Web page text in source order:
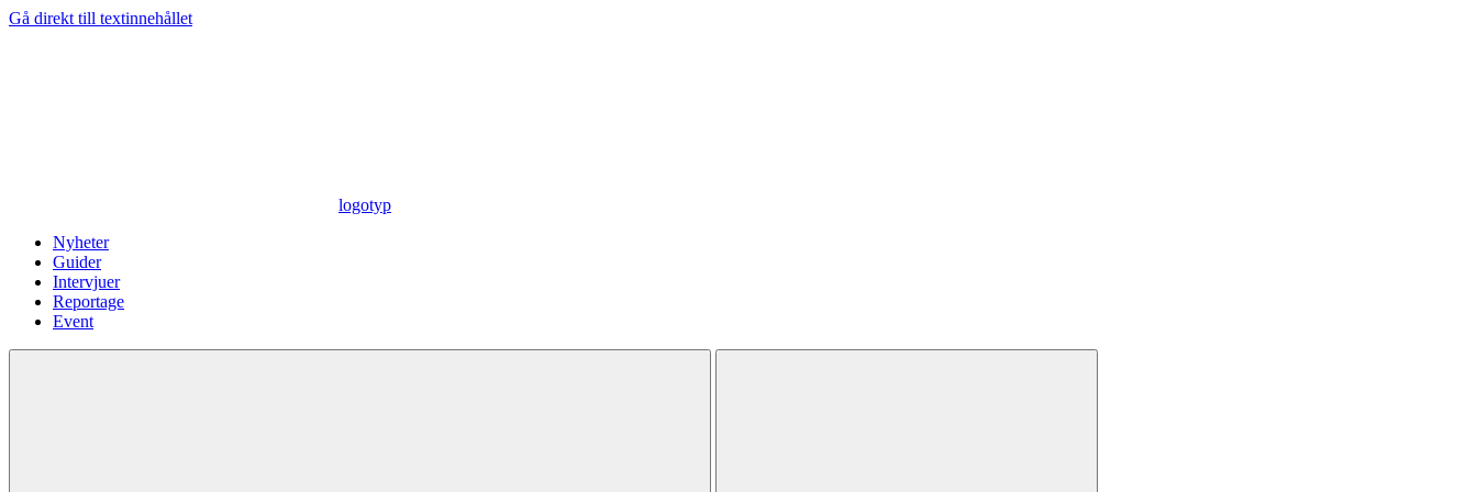
Gå direkt till textinnehållet
logotyp
Nyheter
Guider
Intervjuer
Reportage
Event